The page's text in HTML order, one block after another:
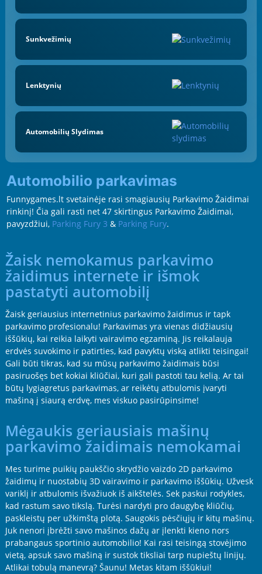
Sunkvežimių
Lenktynių
Automobilių Slydimas
Automobilio parkavimas
Funnygames.lt svetainėje rasi smagiausių Parkavimo Žaidimai
rinkinį! Čia gali rasti net 47 skirtingus Parkavimo Žaidimai,
pavyzdžiui, Parking Fury 3 & Parking Fury.
Žaisk nemokamus parkavimo
žaidimus internete ir išmok
pastatyti automobilį
Žaisk geriausius internetinius parkavimo žaidimus ir tapk
parkavimo profesionalu! Parkavimas yra vienas didžiausių
iššūkių, kai reikia laikyti vairavimo egzaminą. Jis reikalauja
erdvės suvokimo ir patirties, kad pavyktų viską atlikti teisingai!
Gali būti tikras, kad su mūsų parkavimo žaidimais būsi
pasiruošęs bet kokiai kliūčiai, kuri gali pastoti tau kelią. Ar tai
būtų lygiagretus parkavimas, ar reikėtų atbulomis įvaryti
mašiną į siaurą erdvę, mes viskuo pasirūpinsime!
Mėgaukis geriausiais mašinų
parkavimo žaidimais nemokamai
Mes turime puikių paukščio skrydžio vaizdo 2D parkavimo
žaidimų ir nuostabių 3D vairavimo ir parkavimo iššūkių. Užvesk
variklį ir atbulomis išvažiuok iš aikštelės. Sek paskui rodykles,
kad rastum savo tikslą. Turėsi nardyti pro daugybę kliūčių,
paskleistų per užkimštą plotą. Saugokis pėsčiųjų ir kitų mašinų.
Juk nenori įbrėžti savo mašinos dažų ar įlenkti kieno nors
prabangaus sportinio automobilio! Kai rasi teisingą stovėjimo
vietą, apsuk savo mašiną ir sustok tiksliai tarp nupieštų linijų.
Atlikai tobulą manevrą? Šaunu! Metas kitam iššūkiui!